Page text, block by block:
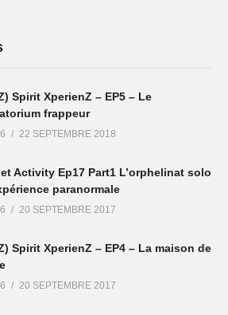
Spirit XperienZ – EP5 – Le
frappeur
22 SEPTEMBRE 2018
Activity Ep17 Part1 L’orphelinat solo
paranormale
20 SEPTEMBRE 2017
Spirit XperienZ – EP4 – La maison de
20 SEPTEMBRE 2017